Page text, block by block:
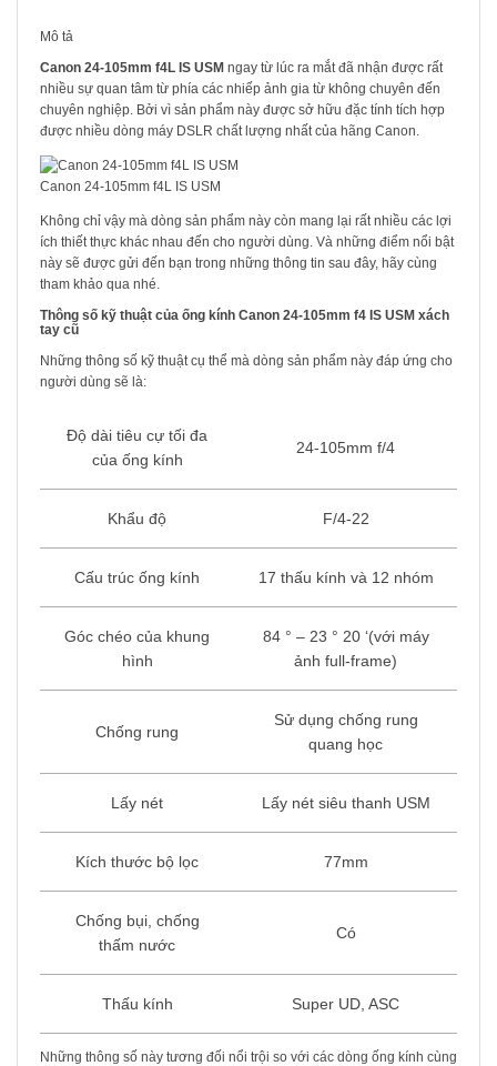
Mô tả
Canon 24-105mm f4L IS USM ngay từ lúc ra mắt đã nhận được rất
nhiều sự quan tâm từ phía các nhiếp ảnh gia từ không chuyên đến
chuyên nghiệp. Bởi vì sản phẩm này được sở hữu đặc tính tích hợp
được nhiều dòng máy DSLR chất lượng nhất của hãng Canon.
Canon 24-105mm f4L IS USM
Không chỉ vậy mà dòng sản phẩm này còn mang lại rất nhiều các lợi
ích thiết thực khác nhau đến cho người dùng. Và những điểm nổi bật
này sẽ được gửi đến bạn trong những thông tin sau đây, hãy cùng
tham khảo qua nhé.
Thông số kỹ thuật của ống kính Canon 24-105mm f4 IS USM xách
tay cũ
Những thông số kỹ thuật cụ thể mà dòng sản phẩm này đáp ứng cho
người dùng sẽ là:
Độ dài tiêu cự tối đa
của ống kính
24-105mm f/4
Khẩu độ F/4-22
Cấu trúc ống kính 17 thấu kính và 12 nhóm
Góc chéo của khung
hình
84 ° – 23 ° 20 ‘(với máy
ảnh full-frame)
Chống rung
Sử dụng chống rung
quang học
Lấy nét Lấy nét siêu thanh USM
Kích thước bộ lọc 77mm
Chống bụi, chống
thấm nước
Có
Thấu kính Super UD, ASC
Những thông số này tương đối nổi trội so với các dòng ống kính cùng